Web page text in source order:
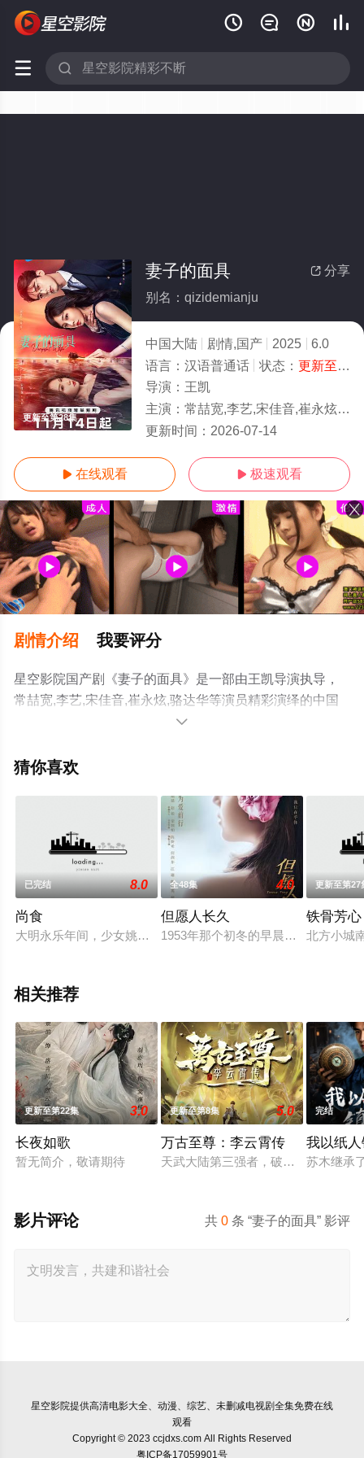
   
 
更新至第28集
 分享
妻子的面具
别名：qizidemianju
中国大陆 剧情,国产 2025
6.0
语言： 汉语普通话 状态： 更新至第28集
导演： 王凯
主演： 常喆宽,李艺,宋佳音,崔永炫,骆达华
更新时间： 2026-07-14
 在线观看  极速观看
剧情介绍 我要评分
星空影院国产剧《妻子的面具》是一部由王凯导演执导，
常喆宽,李艺,宋佳音,崔永炫,骆达华等演员精彩演绎的中国
大陆电视剧，手机免费观看高清无删减完整版电视剧全集
剧、电视猫或剧情网等平台了解。

猜你喜欢
已完结 8.0
尚食
大明永乐年间，少女姚子衿（吴谨言 饰）入选为尚食局宫女，
全48集 4.0
但愿人长久
1953年那个初冬的早晨，台湾眷村里
更新至第27
铁骨芳心
北方小城
相关推荐
更新至第22集 3.0
长夜如歌
暂无简介，敬请期待
更新至第8集 5.0
万古至尊：李云霄传
天武大陆第三强者，破军武帝古飞扬
完结
我以纸
苏木继承
共0 条 “妻子的面具” 影评
影片评论
星空影院提供高清电影大全、动漫、综艺、未删减电视剧全集免费在线
观看
Copyright © 2023 ccjdxs.com All Rights Reserved
粤ICP备17059901号